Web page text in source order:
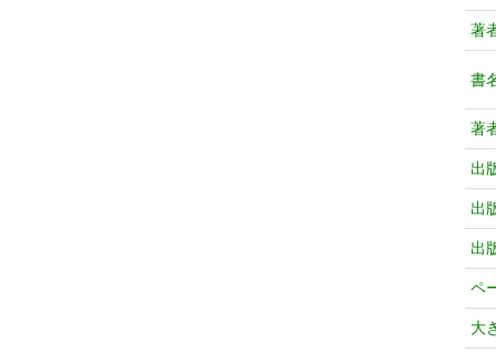
著
書
著
出
出
出
ペ
大